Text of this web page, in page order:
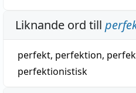
Liknande ord till
perfekt, perfektion,
perfektionistisk